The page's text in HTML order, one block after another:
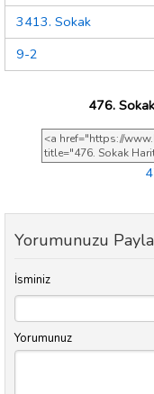
3413. Sokak
9-2
476. Sokak
Yorumunuzu
İsminiz
Yorumunuz